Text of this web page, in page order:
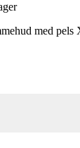
med pels